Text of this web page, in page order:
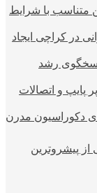
متناسب با شرایط
در کراچی ایجاد
رشد
پایپ و اتصالات
دکوراسیون مدرن
از پیشروترین